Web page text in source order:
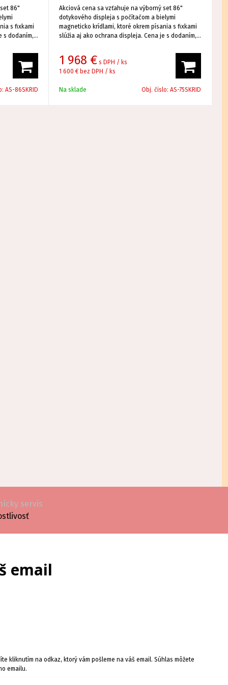
86"
s fixkami
s dodaním,
kus ktorý
Značka T-
AS-86SKRID
Akciová cena sa vzťahuje na výborný set 86"
dotykového displeja s počítačom a bielymi
magneticko krídlami, ktoré okrem písania s fixkami
slúžia aj ako ochrana displeja. Cena je s dodaním,
Samotný dotykový displej je OPEN BOX, kus ktorý
bol vystavený so 100% kvalitou obrazu. Značka T-
Touch zabezpečuje dokonalý dizajn, perfektný
zvuk + E-share aplikáciu ktorá zabezpečuje
1 968 € s DPH / ks
1 600 € bez DPH / ks
Na sklade Obj. čislo: AS-75SKRID
servis
email
kliknutím na odkaz, ktorý vám pošleme na váš email. Súhlas môžete
emailu.